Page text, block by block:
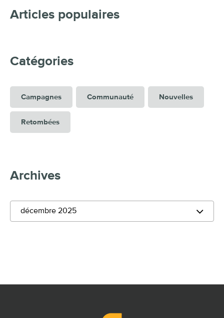
Articles populaires
Catégories
Campagnes Communauté Nouvelles
Retombées
Archives
décembre 2025